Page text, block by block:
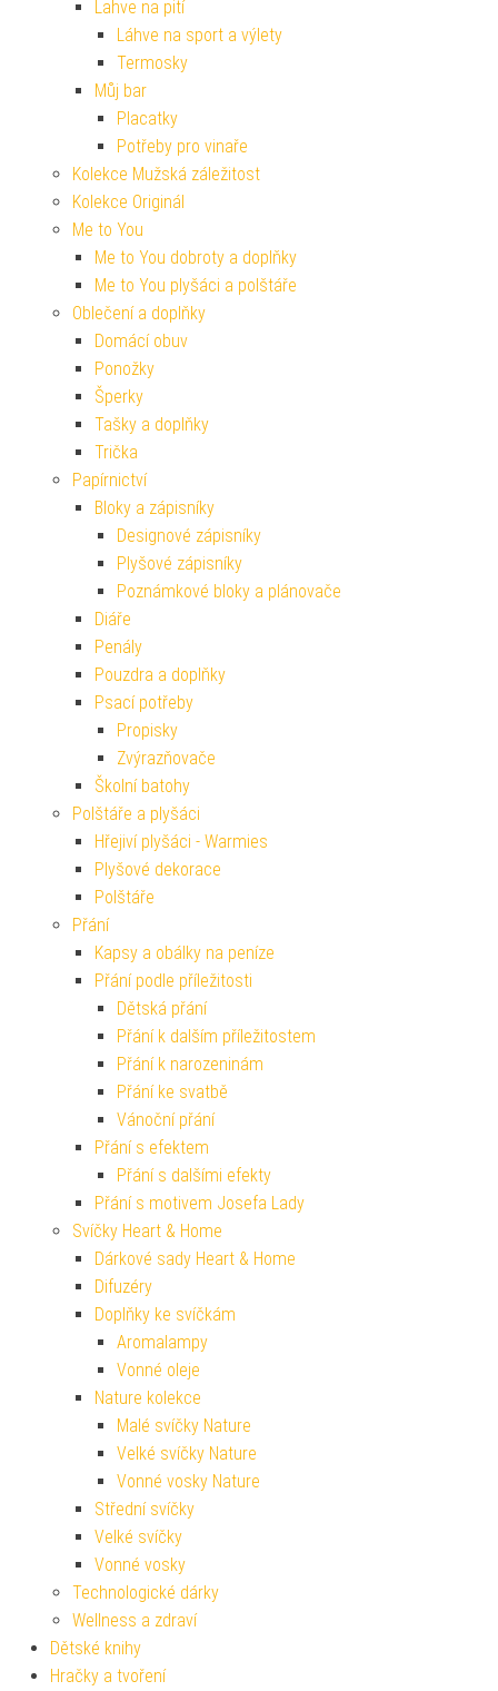
Lahve na pití
Láhve na sport a výlety
Termosky
Můj bar
Placatky
Potřeby pro vinaře
Kolekce Mužská záležitost
Kolekce Originál
Me to You
Me to You dobroty a doplňky
Me to You plyšáci a polštáře
Oblečení a doplňky
Domácí obuv
Ponožky
Šperky
Tašky a doplňky
Trička
Papírnictví
Bloky a zápisníky
Designové zápisníky
Plyšové zápisníky
Poznámkové bloky a plánovače
Diáře
Penály
Pouzdra a doplňky
Psací potřeby
Propisky
Zvýrazňovače
Školní batohy
Polštáře a plyšáci
Hřejiví plyšáci - Warmies
Plyšové dekorace
Polštáře
Přání
Kapsy a obálky na peníze
Přání podle příležitosti
Dětská přání
Přání k dalším příležitostem
Přání k narozeninám
Přání ke svatbě
Vánoční přání
Přání s efektem
Přání s dalšími efekty
Přání s motivem Josefa Lady
Svíčky Heart & Home
Dárkové sady Heart & Home
Difuzéry
Doplňky ke svíčkám
Aromalampy
Vonné oleje
Nature kolekce
Malé svíčky Nature
Velké svíčky Nature
Vonné vosky Nature
Střední svíčky
Velké svíčky
Vonné vosky
Technologické dárky
Wellness a zdraví
Dětské knihy
Hračky a tvoření